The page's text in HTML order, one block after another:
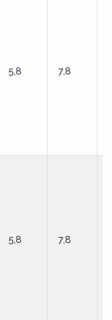
5,8 7,8
5,8 7,8